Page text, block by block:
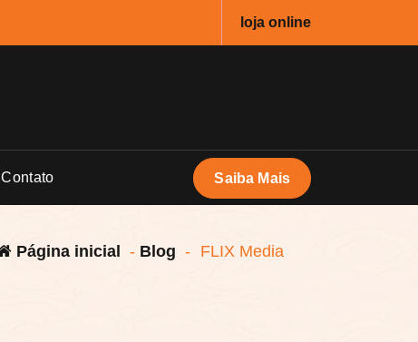
loja online
Contato Saiba Mais
Página inicial - Blog - FLIX Media